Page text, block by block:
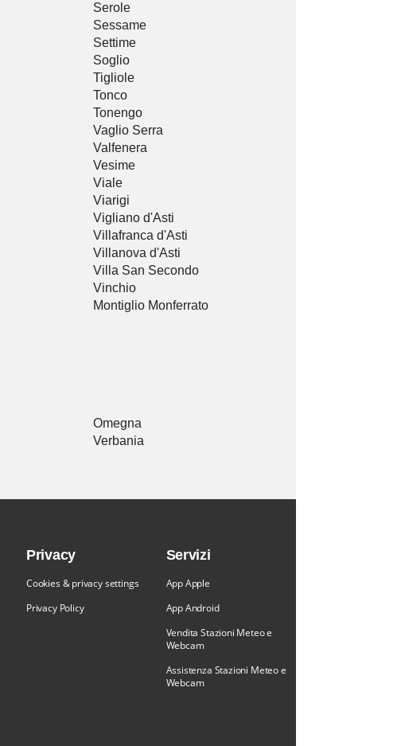
Serole
Sessame
Settime
Soglio
Tigliole
Tonco
Tonengo
Vaglio Serra
Valfenera
Vesime
Viale
Viarigi
Vigliano d'Asti
Villafranca d'Asti
Villanova d'Asti
Villa San Secondo
Vinchio
Montiglio Monferrato
Omegna
Verbania
Privacy
Cookies & privacy settings
Privacy Policy
Servizi
App Apple
App Android
Vendita Stazioni Meteo e
Webcam
Assistenza Stazioni Meteo e
Webcam